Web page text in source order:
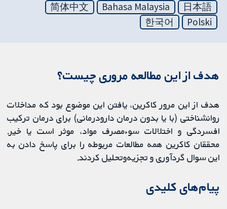
日本語
Bahasa Malaysia
简体中文
Polski
한국어
هدف از این مطالعه مروری چیست؟
هدف از این مرور کاکرین، یافتن این موضوع بود که مداخلات
روانشناختی (با یا بدون درمان دارودرمانی) برای درمان ترکیب
افسردگی و اختلالات سوءمصرف مواد، موثر است یا خیر.
محققان کاکرین همه مطالعات مربوطه را برای پاسخ دادن به
این سوال گردآوری و تجزیه‌و‌تحلیل کردند.
پیام‌های کلیدی